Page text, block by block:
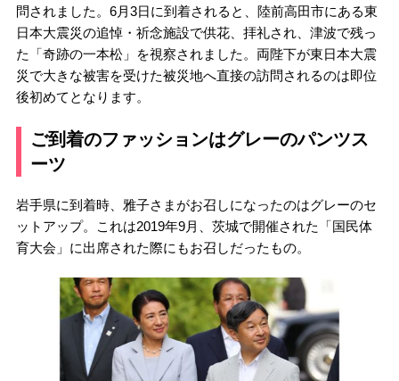
問されました。6月3日に到着されると、陸前高田市にある東
日本大震災の追悼・祈念施設で供花、拝礼され、津波で残っ
た「奇跡の一本松」を視察されました。両陛下が東日本大震
災で大きな被害を受けた被災地へ直接の訪問されるのは即位
後初めてとなります。
ご到着のファッションはグレーのパンツス
ーツ
岩手県に到着時、雅子さまがお召しになったのはグレーのセ
ットアップ。これは2019年9月、茨城で開催された「国民体
育大会」に出席された際にもお召しだったもの。